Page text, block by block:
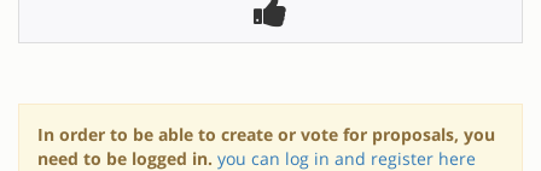
In order to be able to create or vote for proposals, you
need to be logged in. you can log in and register here